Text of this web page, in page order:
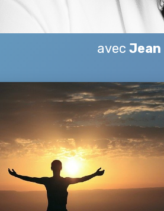
avec Jean